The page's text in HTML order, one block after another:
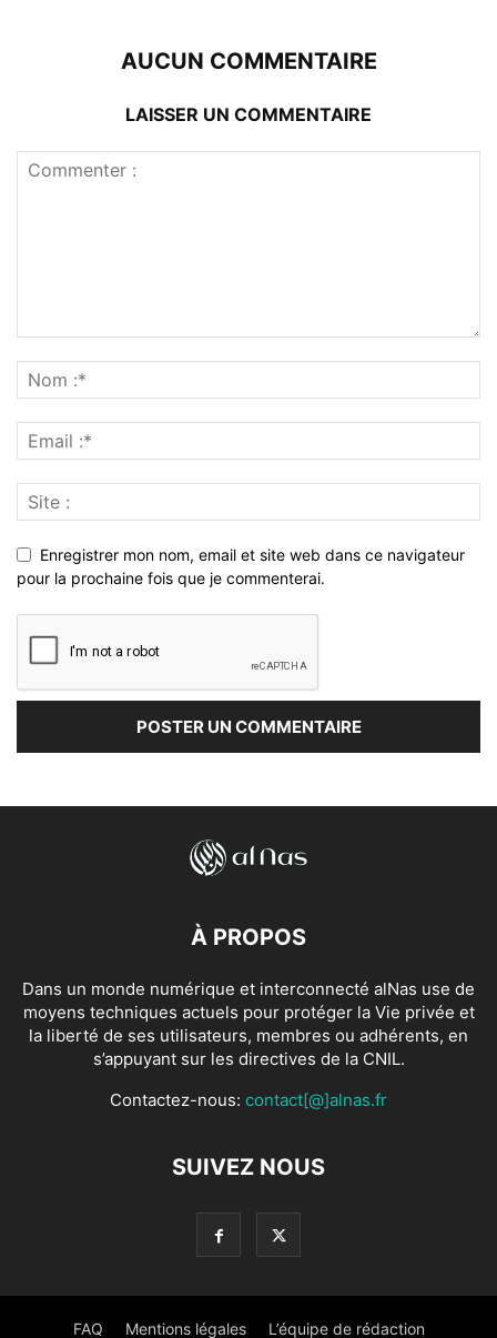
AUCUN COMMENTAIRE
LAISSER UN COMMENTAIRE
Enregistrer mon nom, email et site web dans ce navigateur
pour la prochaine fois que je commenterai.
À PROPOS
Dans un monde numérique et interconnecté alNas use de
moyens techniques actuels pour protéger la Vie privée et
la liberté de ses utilisateurs, membres ou adhérents, en
s’appuyant sur les directives de la CNIL.
Contactez-nous: contact[@]alnas.fr
SUIVEZ NOUS
FAQ Mentions légales L’équipe de rédaction